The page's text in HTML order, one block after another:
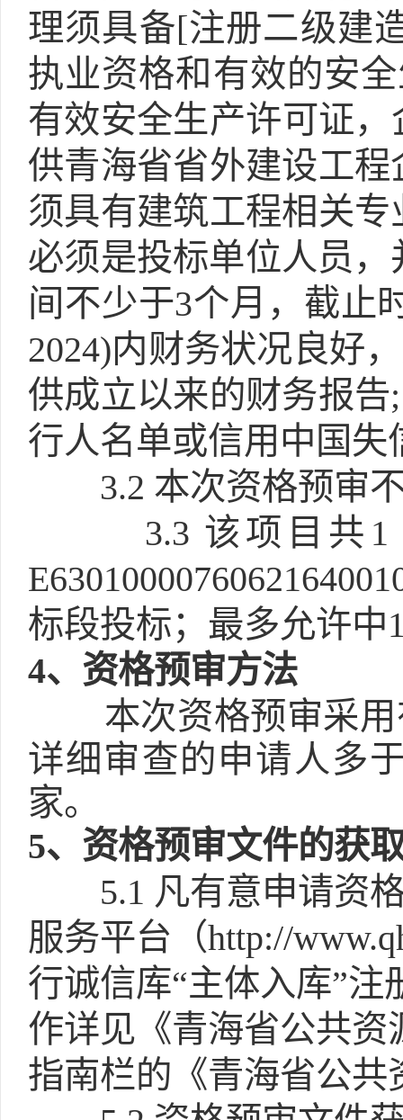
理须具备[注册二级建
执业资格和有效的安
有效安全生产许可证
供青海省省外建设工
须具有建筑工程相关
必须是投标单位人员
间不少于3个月，截止
2024)内财务状况良好
供成立以来的财务报
行人名单或信用中国失
3.2 本次资格预审
3.3 该项目共
标段投标；最多允许中
4、资格预审方法
本次资格预审采
详细审查的申请人多
家。
5、资格预审文件的获
5.1 凡有意申请资
服务平台（http://
行诚信库“主体入库”
作详见《青海省公共资
指南栏的《青海省公